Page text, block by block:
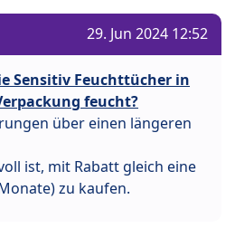
29. Jun 2024 12:52
Sensitiv Feuchttücher in
feucht?
über einen längeren
ist, mit Rabatt gleich eine
zu kaufen.